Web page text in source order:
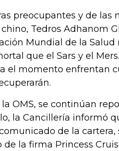
preocupantes y de las
Tedros Adhanom
Mundial de la Salud
que el Sars y el
el momento enfrentan
OMS, se continúan
la Cancillería informó
de la
la firma Princess